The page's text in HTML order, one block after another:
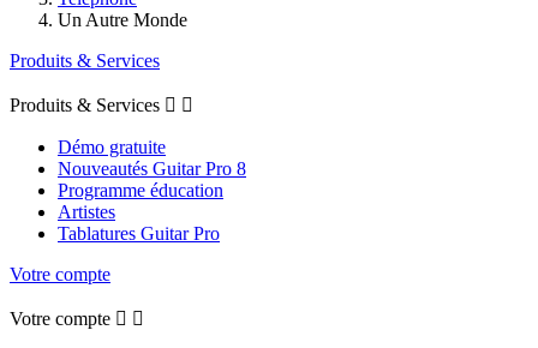
Un Autre Monde
Produits & Services
Produits & Services  
Démo gratuite
Nouveautés Guitar Pro 8
Programme éducation
Artistes
Tablatures Guitar Pro
Votre compte
Votre compte  